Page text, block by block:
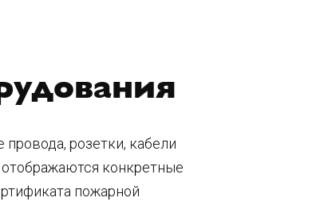
розетки, кабели
конкретные
пожарной